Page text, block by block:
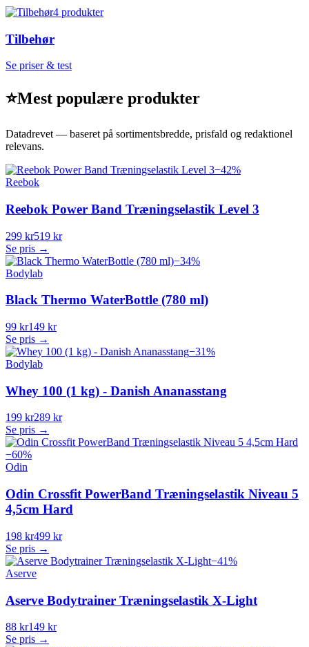
4 produkter
Tilbehør
Se priser & test
⭐Mest populære produkter
Datadrevet — baseret på sortimentsbredde, prisfald og redaktionel
relevans.
−42%
Reebok
Reebok Power Band Træningselastik Level 3
299 kr519 kr
Se pris →
−34%
Bodylab
Black Thermo WaterBottle (780 ml)
99 kr149 kr
Se pris →
−31%
Bodylab
Whey 100 (1 kg) - Danish Ananasstang
199 kr289 kr
Se pris →
−60%
Odin
Odin Crossfit PowerBand Træningselastik Niveau 5
4,5cm Hard
198 kr499 kr
Se pris →
−41%
Aserve
Aserve Bodytrainer Træningselastik X-Light
88 kr149 kr
Se pris →